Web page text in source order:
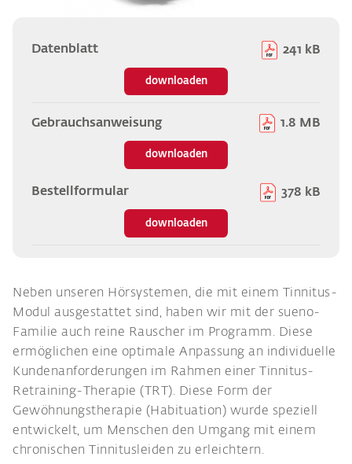
Datenblatt 241 kB
downloaden
Gebrauchsanweisung 1.8 MB
downloaden
Bestellformular 378 kB
downloaden
Neben unseren Hörsystemen, die mit einem Tinnitus-
Modul ausgestattet sind, haben wir mit der sueno-
Familie auch reine Rauscher im Programm. Diese
ermöglichen eine optimale Anpassung an individuelle
Kundenanforderungen im Rahmen einer Tinnitus-
Retraining-Therapie (TRT). Diese Form der
Gewöhnungstherapie (Habituation) wurde speziell
entwickelt, um Menschen den Umgang mit einem
chronischen Tinnitusleiden zu erleichtern.